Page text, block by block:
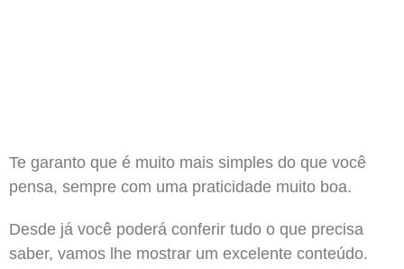
Te garanto que é muito mais simples do que você
pensa, sempre com uma praticidade muito boa.
Desde já você poderá conferir tudo o que precisa
saber, vamos lhe mostrar um excelente conteúdo.